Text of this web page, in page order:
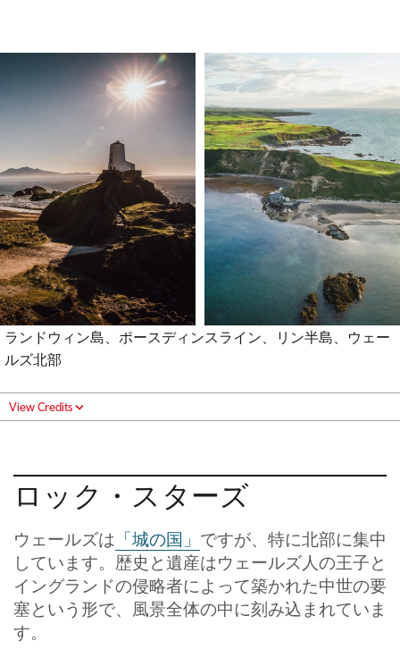
ランドウィン島、ポースディンスライン、リン半島、ウェー
ルズ北部
View Credits
ロック・スターズ
ウェールズは 「城の国」 ですが、特に北部に集中
しています。歴史と遺産はウェールズ人の王子と
イングランドの侵略者によって築かれた中世の要
塞という形で、風景全体の中に刻み込まれていま
す。